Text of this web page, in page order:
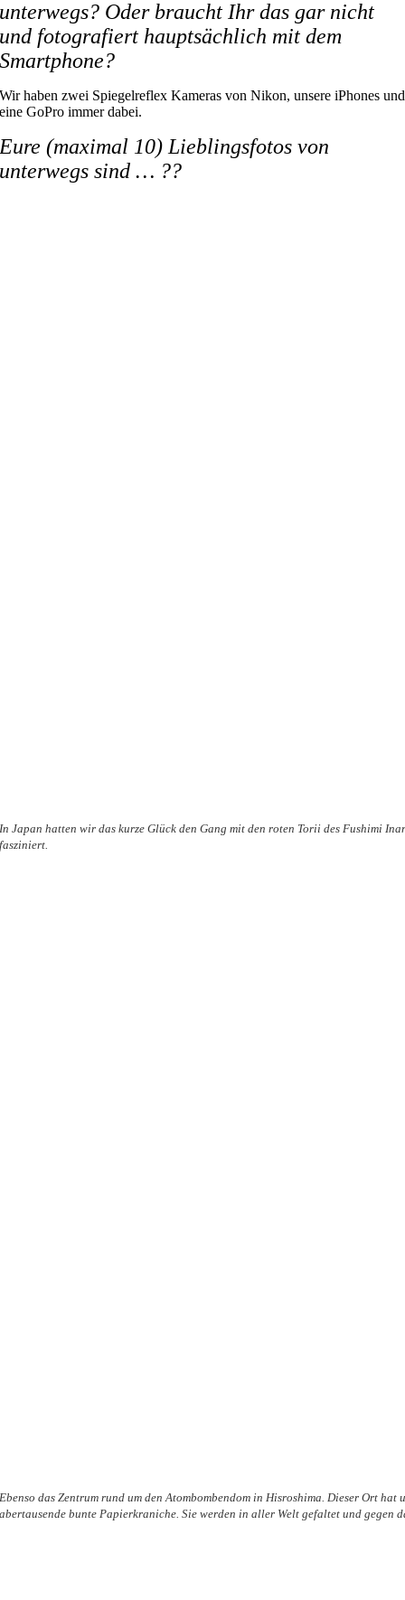
unterwegs? Oder braucht Ihr das gar nicht
und fotografiert hauptsächlich mit dem
Smartphone?
Wir haben zwei Spiegelreflex Kameras von Nikon, unsere iPhones und
eine GoPro immer dabei.
Eure (maximal 10) Lieblingsfotos von
unterwegs sind … ??
In Japan hatten wir das kurze Glück den Gang mit den roten Torii des Fushimi
fasziniert.
Ebenso das Zentrum rund um den Atombombendom in Hisroshima. Dieser Ort
abertausende bunte Papierkraniche. Sie werden in aller Welt gefaltet und gegen